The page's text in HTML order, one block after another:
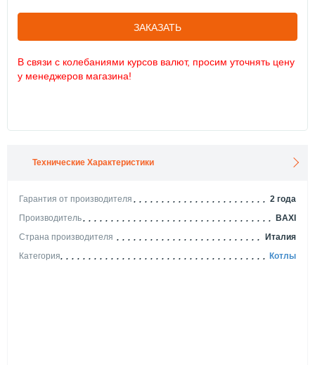
ЗАКАЗАТЬ
В связи с колебаниями курсов валют, просим уточнять цену
у менеджеров магазина!
Технические Характеристики
Гарантия от производителя
2 года
Производитель
BAXI
Страна производителя
Италия
Категория
Котлы